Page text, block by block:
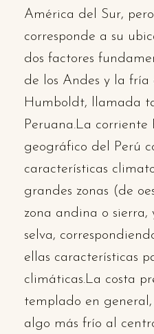
América del Sur,
corresponde a su
dos factores
de los Andes y la
Humboldt, llamada
Peruana.La corriente
geográfico del Perú
características
grandes zonas (de
zona andina o sierra,
selva,
ellas características
climáticas.La costa
templado en
algo más frío al